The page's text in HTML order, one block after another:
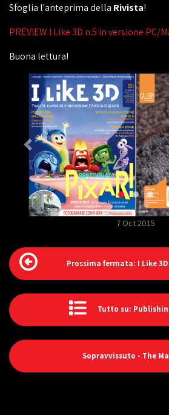
Sfoglia l'anteprima della Rivista!
PREVIEW I Like 3D n.5 in versione PC/
Buona lettura!
7 Oct 2015
Prossima fermata: I Like 3D
Tutto su:
Sopravvissuto - The